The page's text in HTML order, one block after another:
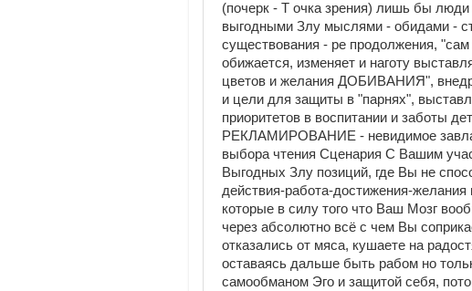
(почерк - Т очка зрения) лишь бы
выгодными Злу мыслями - обидами -
существования - ре продолжения, "сам
обижается, изменяет и наготу
цветов и желания ДОБИВАНИЯ",
и цели для защиты в "парнях",
приоритетов в воспитании и заботы
РЕКЛАМИРОВАНИЕ - невидимое
выбора чтения Сценария С Вашим
Выгодных Злу позиций, где Вы не
действия-работа-достижения-желания
которые в силу того что Ваш Мозг
через абсолютно всё с чем Вы
отказались от мяса, кушаете на
оставаясь дальше быть рабом но
самообманом Эго и защитой себя,